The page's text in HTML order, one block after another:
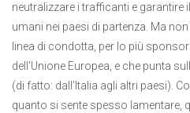
neutralizzare i trafficanti e garantire
umani nei paesi di partenza. Ma
linea di condotta, per lo più
dell’Unione Europea, e che punta
(di fatto: dall’Italia agli altri paesi).
quanto si sente spesso lamentare,